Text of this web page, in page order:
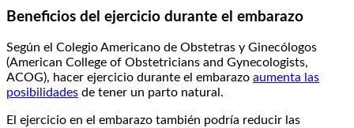
Beneficios del ejercicio durante el embarazo
Según el Colegio Americano de Obstetras y Ginecólogos
(American College of Obstetricians and Gynecologists,
ACOG), hacer ejercicio durante el embarazo aumenta las
posibilidades de tener un parto natural.
El ejercicio en el embarazo también podría reducir las